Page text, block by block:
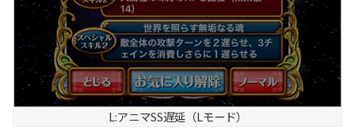
L:アニマSS遅延（Lモード）